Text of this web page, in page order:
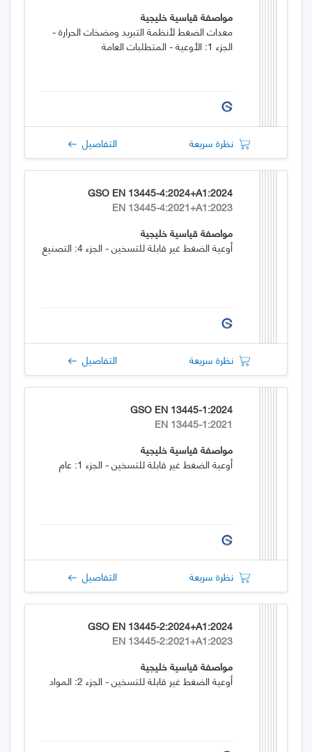
مواصفة قياسية خليجية
معدات الضغط لأنظمة التبريد ومضخات الحرارة -
الجزء 1: الأوعية - المتطلبات العامة
نظرة سريعة التفاصيل
GSO EN 13445-4:2024+A1:2024
EN 13445-4:2021+A1:2023
مواصفة قياسية خليجية
أوعية الضغط غير قابلة للتسخين - الجزء 4: التصنيع
نظرة سريعة التفاصيل
GSO EN 13445-1:2024
EN 13445-1:2021
مواصفة قياسية خليجية
أوعية الضغط غير قابلة للتسخين - الجزء 1: عام
نظرة سريعة التفاصيل
GSO EN 13445-2:2024+A1:2024
EN 13445-2:2021+A1:2023
مواصفة قياسية خليجية
أوعية الضغط غير قابلة للتسخين - الجزء 2: المواد